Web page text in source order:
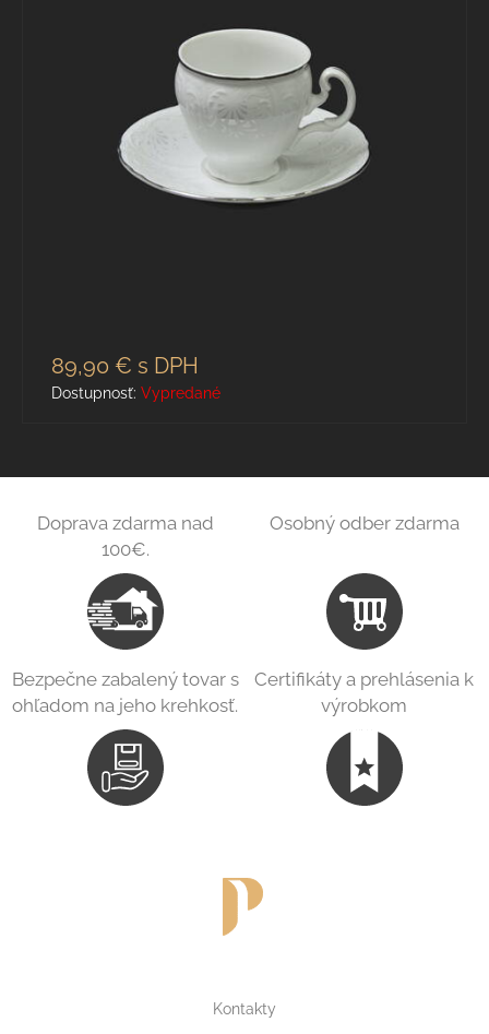
89,90 € s DPH
Dostupnosť: Vypredané
Doprava zdarma nad
100€.
Osobný odber zdarma
Bezpečne zabalený tovar s
ohľadom na jeho krehkosť.
Certifikáty a prehlásenia k
výrobkom
Kontakty